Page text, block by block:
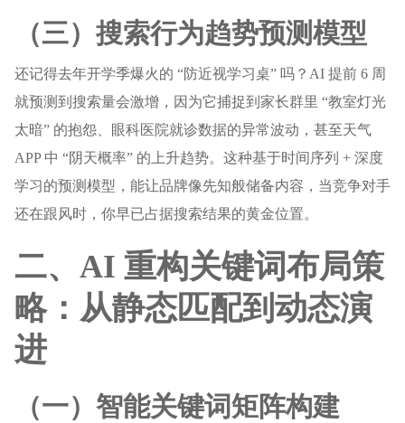
（三）搜索行为趋势预测模型
还记得去年开学季爆火的 “防近视学习桌” 吗？AI 提前 6 周
就预测到搜索量会激增，因为它捕捉到家长群里 “教室灯光
太暗” 的抱怨、眼科医院就诊数据的异常波动，甚至天气
APP 中 “阴天概率” 的上升趋势。这种基于时间序列 + 深度
学习的预测模型，能让品牌像先知般储备内容，当竞争对手
还在跟风时，你早已占据搜索结果的黄金位置。
二、AI 重构关键词布局策
略：从静态匹配到动态演
进
（一）智能关键词矩阵构建